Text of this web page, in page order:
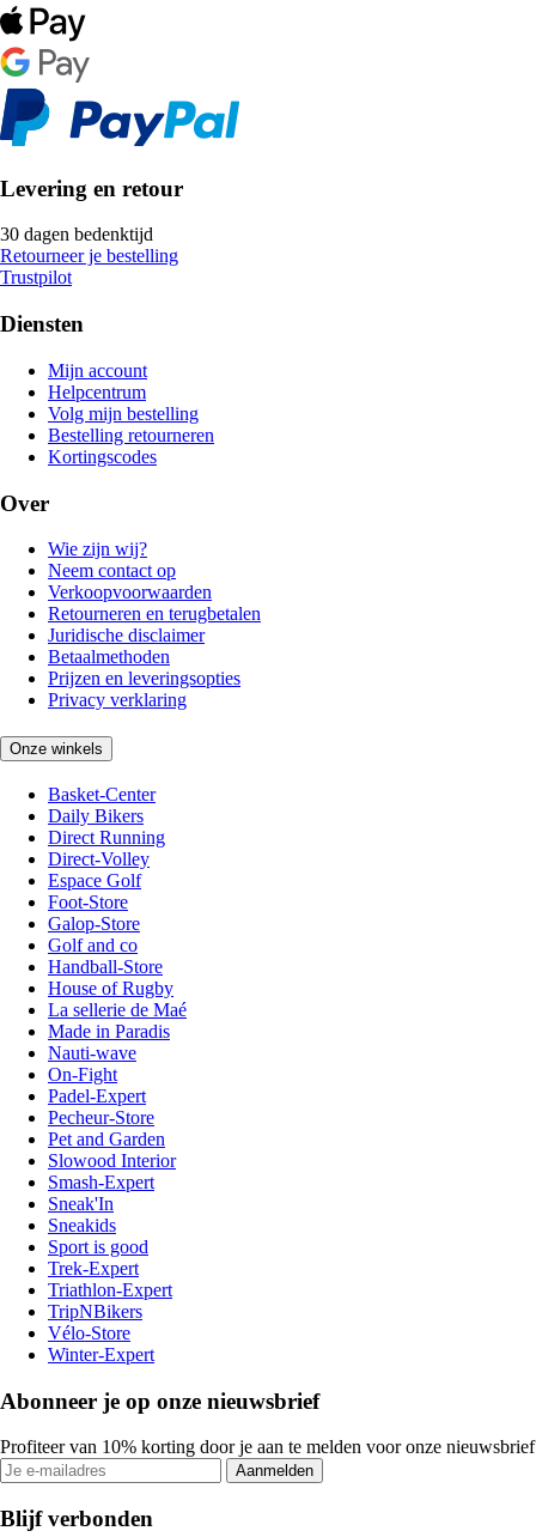
Levering en retour
30 dagen bedenktijd
Retourneer je bestelling
Trustpilot
Diensten
Mijn account
Helpcentrum
Volg mijn bestelling
Bestelling retourneren
Kortingscodes
Over
Wie zijn wij?
Neem contact op
Verkoopvoorwaarden
Retourneren en terugbetalen
Juridische disclaimer
Betaalmethoden
Prijzen en leveringsopties
Privacy verklaring
Onze winkels
Basket-Center
Daily Bikers
Direct Running
Direct-Volley
Espace Golf
Foot-Store
Galop-Store
Golf and co
Handball-Store
House of Rugby
La sellerie de Maé
Made in Paradis
Nauti-wave
On-Fight
Padel-Expert
Pecheur-Store
Pet and Garden
Slowood Interior
Smash-Expert
Sneak'In
Sneakids
Sport is good
Trek-Expert
Triathlon-Expert
TripNBikers
Vélo-Store
Winter-Expert
Abonneer je op onze nieuwsbrief
Profiteer van 10% korting door je aan te melden voor onze nieuwsbrief
Aanmelden
Blijf verbonden